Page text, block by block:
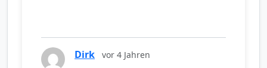
Dirk vor 4 Jahren